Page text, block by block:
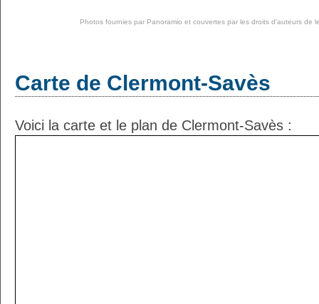
Photos fournies par Panoramio et couvertes par les droits d'auteurs de
Carte de Clermont-Savès
Voici la carte et le plan de Clermont-Savès :